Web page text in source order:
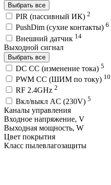
Выбрать все
PIR (пассивный ИК) 2
PushDim (сухие контакты) 6
Внешний датчик 14
Выходной сигнал
Выбрать все
DC CC (изменение тока) 5
PWM СС (ШИМ по току) 10
RF 2.4GHz 2
Вкл/выкл AC (230V) 5
Каналы управления
Входное напряжение, V
Выходная мощность, W
Цвет покрытия
Класс пылевлагозащиты